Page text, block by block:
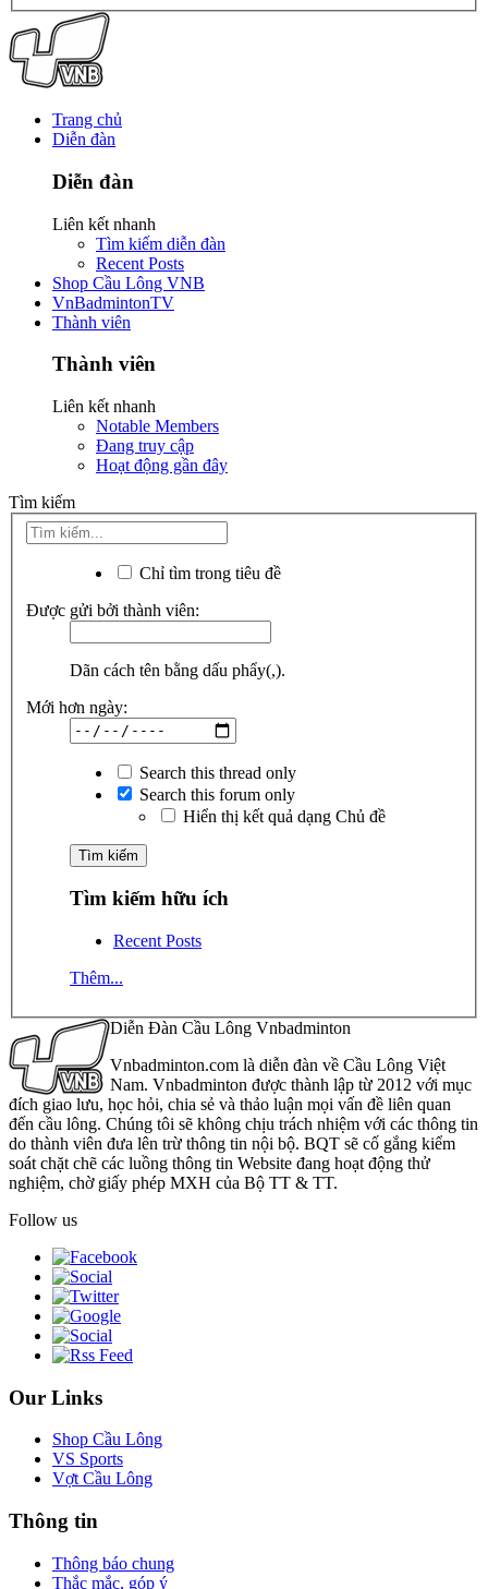
Trang chủ
Diễn đàn
Diễn đàn
Liên kết nhanh
Tìm kiếm diễn đàn
Recent Posts
Shop Cầu Lông VNB
VnBadmintonTV
Thành viên
Thành viên
Liên kết nhanh
Notable Members
Đang truy cập
Hoạt động gần đây
Tìm kiếm
Chỉ tìm trong tiêu đề
Được gửi bởi thành viên:
Dãn cách tên bằng dấu phẩy(,).
Mới hơn ngày:
Search this thread only
Search this forum only
Hiển thị kết quả dạng Chủ đề
Tìm kiếm hữu ích
Recent Posts
Thêm...
Diễn Đàn Cầu Lông Vnbadminton
Vnbadminton.com là diễn đàn về Cầu Lông Việt
Nam. Vnbadminton được thành lập từ 2012 với mục
đích giao lưu, học hỏi, chia sẻ và thảo luận mọi vấn đề liên quan
đến cầu lông. Chúng tôi sẽ không chịu trách nhiệm với các thông tin
do thành viên đưa lên trừ thông tin nội bộ. BQT sẽ cố gắng kiểm
soát chặt chẽ các luồng thông tin Website đang hoạt động thử
nghiệm, chờ giấy phép MXH của Bộ TT & TT.
Follow us
Our Links
Shop Cầu Lông
VS Sports
Vợt Cầu Lông
Thông tin
Thông báo chung
Thắc mắc, góp ý